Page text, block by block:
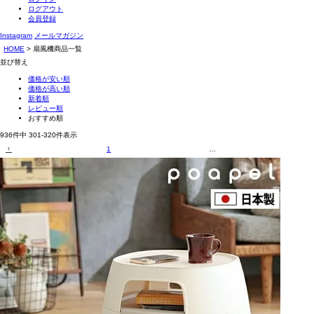
ログアウト
会員登録
Instagram メールマガジン
HOME
扇風機商品一覧
並び替え
価格が安い順
価格が高い順
新着順
レビュー順
おすすめ順
936件中 301-320件表示
1